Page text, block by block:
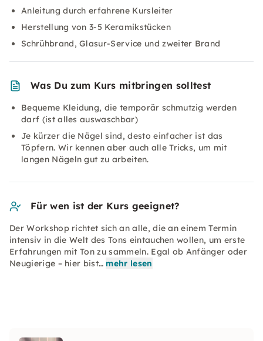
Anleitung durch erfahrene Kursleiter
Herstellung von 3-5 Keramikstücken
Schrühbrand, Glasur-Service und zweiter Brand
Was Du zum Kurs mitbringen solltest
Bequeme Kleidung, die temporär schmutzig werden
darf (ist alles auswaschbar)
Je kürzer die Nägel sind, desto einfacher ist das
Töpfern. Wir kennen aber auch alle Tricks, um mit
langen Nägeln gut zu arbeiten.
Für wen ist der Kurs geeignet?
Der Workshop richtet sich an alle, die an einem Termin
intensiv in die Welt des Tons eintauchen wollen, um erste
Erfahrungen mit Ton zu sammeln. Egal ob Anfänger oder
Neugierige – hier bist… mehr lesen